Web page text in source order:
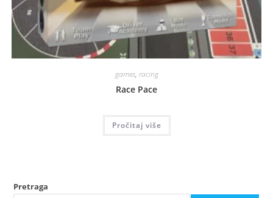
games, racing
Race Pace
Pročitaj više
Pretraga